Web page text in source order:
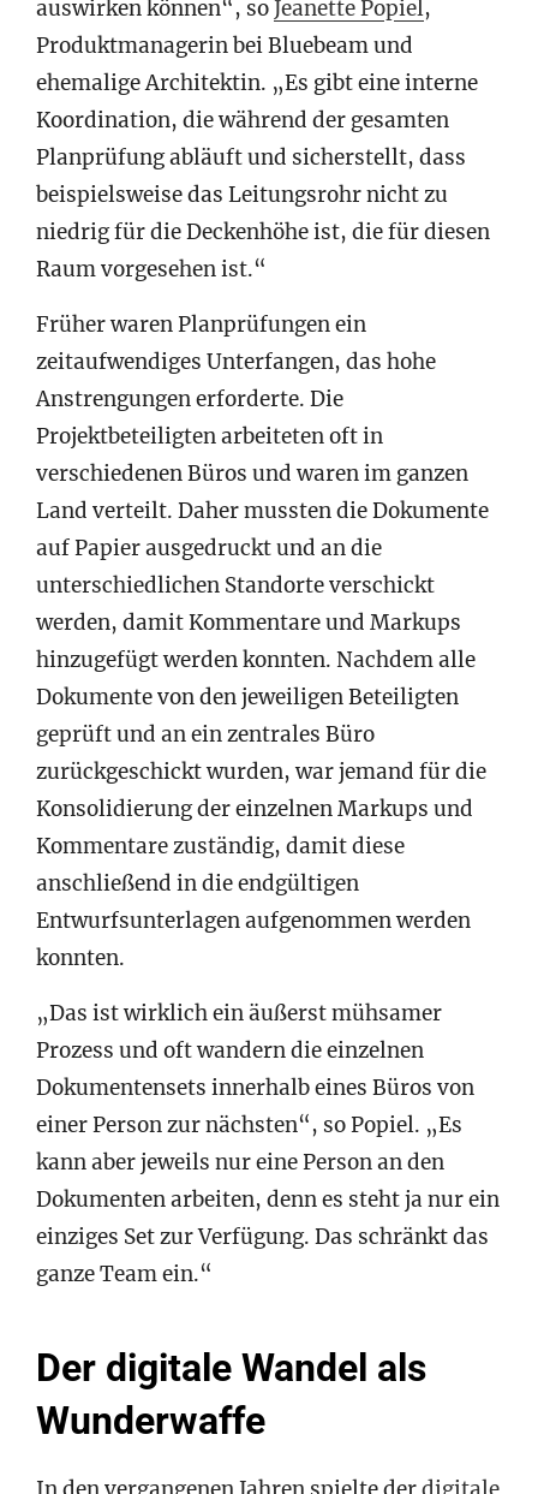
auswirken können“, soJeanette Popiel,
Produktmanagerin bei Bluebeam und
ehemalige Architektin. „Es gibt eine interne
Koordination, die während der gesamten
Planprüfung abläuft und sicherstellt, dass
beispielsweise das Leitungsrohr nicht zu
niedrig für die Deckenhöhe ist, die für diesen
Raum vorgesehen ist.“
Früher waren Planprüfungen ein
zeitaufwendiges Unterfangen, das hohe
Anstrengungen erforderte. Die
Projektbeteiligten arbeiteten oft in
verschiedenen Büros und waren im ganzen
Land verteilt. Daher mussten die Dokumente
auf Papier ausgedruckt und an die
unterschiedlichen Standorte verschickt
werden, damit Kommentare und Markups
hinzugefügt werden konnten. Nachdem alle
Dokumente von den jeweiligen Beteiligten
geprüft und an ein zentrales Büro
zurückgeschickt wurden, war jemand für die
Konsolidierung der einzelnen Markups und
Kommentare zuständig, damit diese
anschließend in die endgültigen
Entwurfsunterlagen aufgenommen werden
konnten.
„Das ist wirklich ein äußerst mühsamer
Prozess und oft wandern die einzelnen
Dokumentensets innerhalb eines Büros von
einer Person zur nächsten“, so Popiel. „Es
kann aber jeweils nur eine Person an den
Dokumenten arbeiten, denn es steht ja nur ein
einziges Set zur Verfügung. Das schränkt das
ganze Team ein.“
Der digitale Wandel als
Wunderwaffe